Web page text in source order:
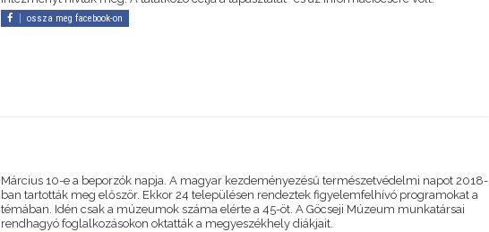
ossza meg facebook-on
Március 10-e a beporzók napja. A magyar kezdeményezésű természetvédelmi napot 2018-
ban tartották meg először. Ekkor 24 településen rendeztek figyelemfelhívó programokat a
témában. Idén csak a múzeumok száma elérte a 45-öt. A Göcseji Múzeum munkatársai
rendhagyó foglalkozásokon oktatták a megyeszékhely diákjait.